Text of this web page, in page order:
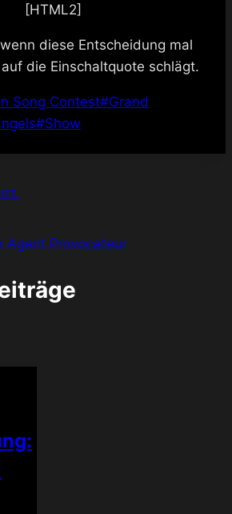
[HTML2]
diese Entscheidung mal
die Einschaltquote schlägt.
Song Contest#Grand
#Show
Agent Provocateur